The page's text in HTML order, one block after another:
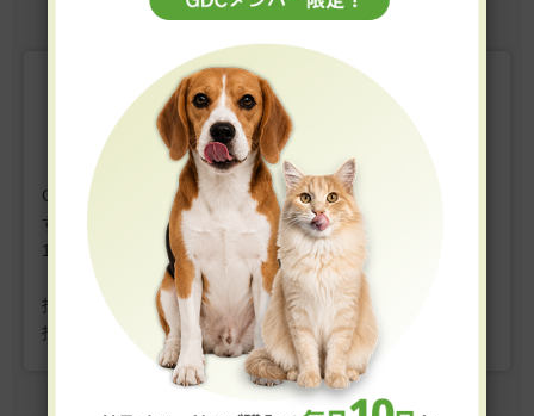
レビューを書く
GREEN DOG & CATではお客様の声を募集しておりま
す。
1件の投稿につき、GDCポイントを10ポイントプレゼン
投稿にはお客様登録が必要です。ぜひマイページからご
投稿ください。